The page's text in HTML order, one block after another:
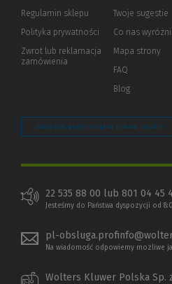
Regulamin sklepu
Polityka prywatności (Nowe
(Link
innej
Zwrot lub reklamacja
zamówienia
Twoje sugestie
Co nas
Mapa strony
FAQ
Blog
Zarządzaj preferencjami plików cookie
22 535 88 00 lub 801 04 45
Jesteśmy do Państwa dyspozycji od
pl-
Na wiadomość odpowiemy możliwe
Wolters Kluwer Polska Sp.